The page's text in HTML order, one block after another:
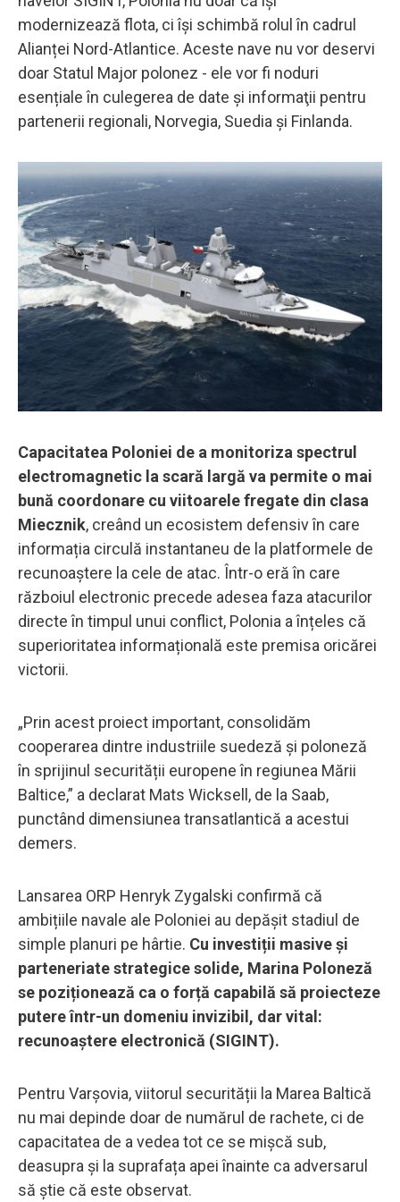
modernizează flota, ci își schimbă rolul în cadrul
Alianței Nord-Atlantice. Aceste nave nu vor deservi
doar Statul Major polonez - ele vor fi noduri
esențiale în culegerea de date şi informaţii pentru
partenerii regionali, Norvegia, Suedia și Finlanda.
Capacitatea Poloniei de a monitoriza spectrul
electromagnetic la scară largă va permite o mai
bună coordonare cu viitoarele fregate din clasa
Miecznik, creând un ecosistem defensiv în care
informația circulă instantaneu de la platformele de
recunoaștere la cele de atac. Într-o eră în care
războiul electronic precede adesea faza atacurilor
directe în timpul unui conflict, Polonia a înțeles că
superioritatea informațională este premisa oricărei
victorii.
„Prin acest proiect important, consolidăm
cooperarea dintre industriile suedeză și poloneză
în sprijinul securității europene în regiunea Mării
Baltice,” a declarat Mats Wicksell, de la Saab,
punctând dimensiunea transatlantică a acestui
demers.
Lansarea ORP Henryk Zygalski confirmă că
ambițiile navale ale Poloniei au depășit stadiul de
simple planuri pe hârtie. Cu investiții masive și
parteneriate strategice solide, Marina Poloneză
se poziționează ca o forță capabilă să proiecteze
putere într-un domeniu invizibil, dar vital:
recunoaștere electronică (SIGINT).
Pentru Varșovia, viitorul securității la Marea Baltică
nu mai depinde doar de numărul de rachete, ci de
capacitatea de a vedea tot ce se mișcă sub,
deasupra și la suprafața apei înainte ca adversarul
să știe că este observat.